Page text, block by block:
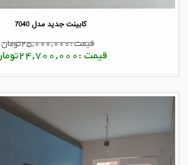
کابینت جدید مدل 7040
قیمت :25,000,000تومان
قیمت :24,700,000تومان